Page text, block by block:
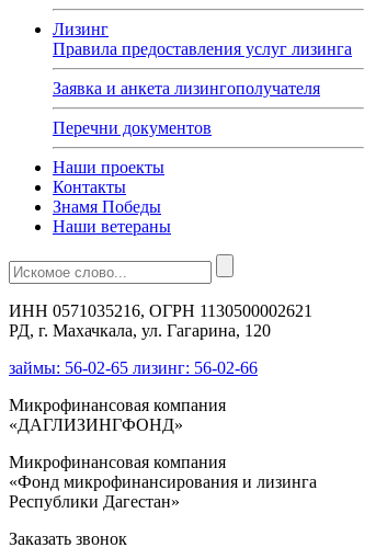
Лизинг
Правила предоставления услуг лизинга
Заявка и анкета лизингополучателя
Перечни документов
Наши проекты
Контакты
Знамя Победы
Наши ветераны
ИНН 0571035216, ОГРН 1130500002621
РД, г. Махачкала, ул. Гагарина, 120
займы: 56-02-65 лизинг: 56-02-66
Микрофинансовая компания
«ДАГЛИЗИНГФОНД»
Микрофинансовая компания
«Фонд микрофинансирования и лизинга
Республики Дагестан»
Заказать звонок